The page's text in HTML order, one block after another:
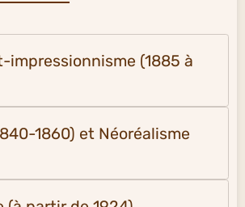
impressionnisme (1885 à
1860) et Néoréalisme